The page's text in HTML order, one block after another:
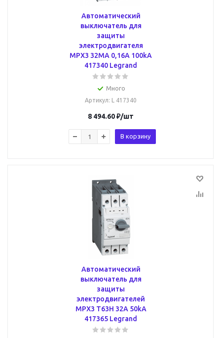
Автоматический
выключатель для
защиты
электродвигателя
MPX3 32MA 0,16A 100kA
417340 Legrand
Много
Артикул: L 417340
8 494.60₽/шт
В корзину
Автоматический
выключатель для
защиты
электродвигателей
MPX3 T63H 32A 50kA
417365 Legrand